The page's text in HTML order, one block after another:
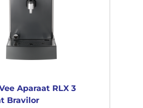
Aparaat RLX 3
Bravilor